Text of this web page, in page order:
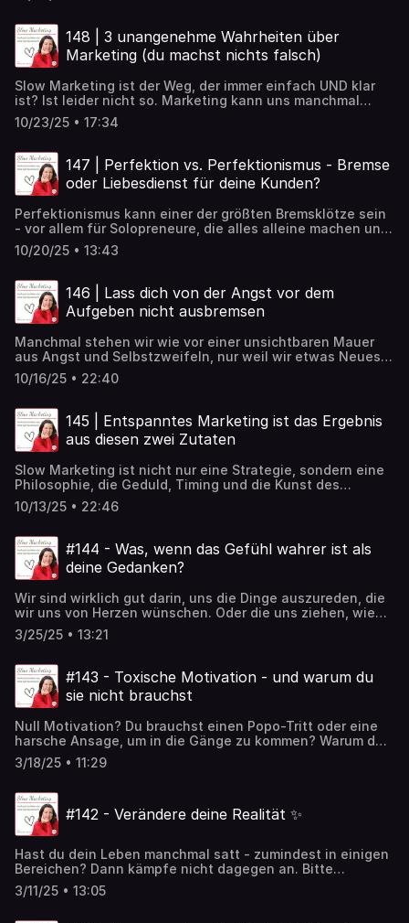
148 | 3 unangenehme Wahrheiten über
Marketing (du machst nichts falsch)
Slow Marketing ist der Weg, der immer einfach UND klar
ist? Ist leider nicht so. Marketing kann uns manchmal
ziemlich challengen - das ist kein Bug, sondern ein
Feature (um es in Programmierersprache zu sagen).
10/23/25 • 17:34
147 | Perfektion vs. Perfektionismus - Bremse
oder Liebesdienst für deine Kunden?
Perfektionismus kann einer der größten Bremsklötze sein
- vor allem für Solopreneure, die alles alleine machen und
deren Zeit knapp ist. Aber das heißt nicht, dass wir
schlechte (oder nachlässige) Arbeit abliefern müssen. Für
Unterscheidung zwischen Perfektion (für hochwertige
Produkte und Leistungen) und Perfektionismus (der dich
nur ausbremst).
10/20/25 • 13:43
146 | Lass dich von der Angst vor dem
Aufgeben nicht ausbremsen
Manchmal stehen wir wie vor einer unsichtbaren Mauer
aus Angst und Selbstzweifeln, nur weil wir etwas Neues
beginnen möchten. Ich erinnere mich, wie oft ich Dinge
nicht in Angriff genommen habe, weil ich überzeugt war,
enthüllt die Wahrheit hinter den Gründen, warum wir
aufgeben, und zeigt, dass diese Ängste uns nicht
zurückhalten sollten.
10/16/25 • 22:40
145 | Entspanntes Marketing ist das Ergebnis
aus diesen zwei Zutaten
Slow Marketing ist nicht nur eine Strategie, sondern eine
Philosophie, die Geduld, Timing und die Kunst des
bewussten Handelns in den Mittelpunkt stellt. Ich nehme
euch mit auf meine persönliche Reise, auf der ich gelernt
zentrale Kräfte prägen Slow Marketing, und ich freue mich
darauf, diese Erkenntnisse mit euch zu teilen, während wir
gemeinsam die Hürden des Marketings hinter uns lassen
10/13/25 • 22:46
#144 - Was, wenn das Gefühl wahrer ist als
deine Gedanken?
Wir sind wirklich gut darin, uns die Dinge auszureden, die
wir uns von Herzen wünschen. Oder die uns ziehen, wie
eine Glitzerspur ... Vor Kurzem hatte ich dazu eine
Erkenntnis in neuer Tiefe - was, wenn wir dem Gefühl
zweifelnden Gedanken?
3/25/25 • 13:21
#143 - Toxische Motivation - und warum du
sie nicht brauchst
Null Motivation? Du brauchst einen Popo-Tritt oder eine
harsche Ansage, um in die Gänge zu kommen? Warum das
nicht wahr ist - und wie du liebevoller in dir selbst jede
Motivation findest, die du brauchst (und gleich noch die
3/18/25 • 11:29
#142 - Verändere deine Realität ✨
Hast du dein Leben manchmal satt - zumindest in einigen
Bereichen? Dann kämpfe nicht dagegen an. Bitte
stattdessen bei der universellen Intelligenz nach einer
neuen Realität ... Wie das geht und was ich dazu gesehen
3/11/25 • 13:05